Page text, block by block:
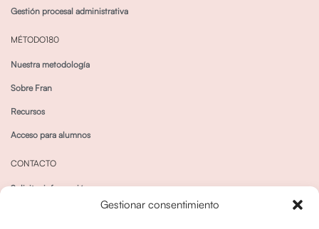
Gestionar consentimiento
Gestión procesal administrativa
MÉTODO180
Nuestra metodología
Sobre Fran
Recursos
Acceso para alumnos
CONTACTO
Solicitar información